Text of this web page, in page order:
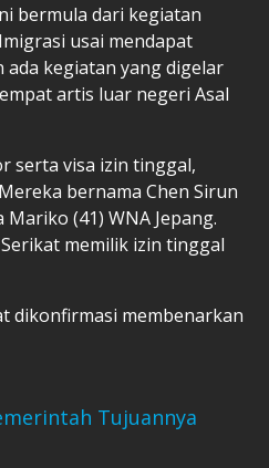
bermula dari kegiatan
usai mendapat
kegiatan yang digelar
artis luar negeri Asal
serta visa izin tinggal,
bernama Chen Sirun
Mariko (41) WNA Jepang.
memilik izin tinggal
dikonfirmasi membenarkan
Tujuannya